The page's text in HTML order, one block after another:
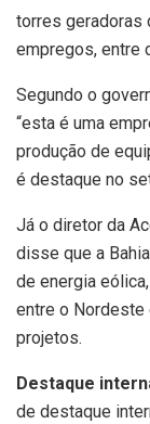
torres geradoras
empregos, entre
Segundo o
“esta é uma
produção de
é destaque no
Já o diretor da
disse que a
de energia
entre o Nordeste
projetos.
Destaque
de destaque